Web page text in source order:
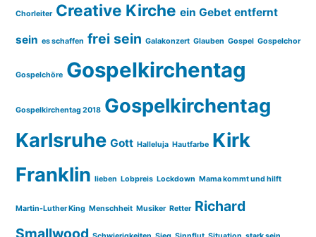
Chorleiter Creative Kirche ein Gebet entfernt
sein es schaffen frei sein Galakonzert Glauben Gospel Gospelchor
Gospelchöre Gospelkirchentag
Gospelkirchentag 2018 Gospelkirchentag
Karlsruhe Gott Halleluja Hautfarbe Kirk
Franklin lieben Lobpreis Lockdown Mama kommt und hilft
Martin-Luther King Menschheit Musiker Retter Richard